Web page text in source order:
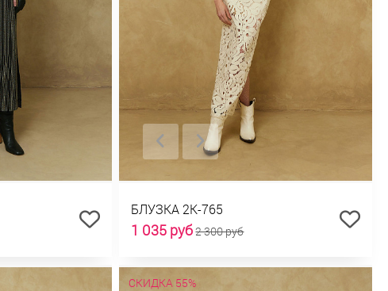
БЛУЗКА 2К-765
1 035 руб2 300 руб
СКИДКА 55%